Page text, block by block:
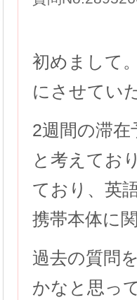
初めまして
にさせてい
2週間の滞
と考えてお
ており、英
携帯本体に
過去の質問
かなと思っ